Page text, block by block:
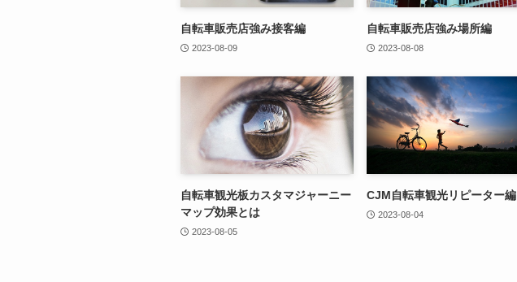
自転車販売店強み接客編
2023-08-09
自転車販売店強み場所編
2023-08-08
自転車観光板カスタマジャーニー
マップ効果とは
2023-08-05
CJM自転車観光リピーター編
2023-08-04